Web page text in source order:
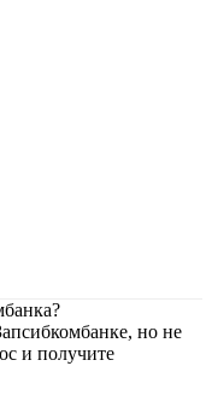
но не
и получите